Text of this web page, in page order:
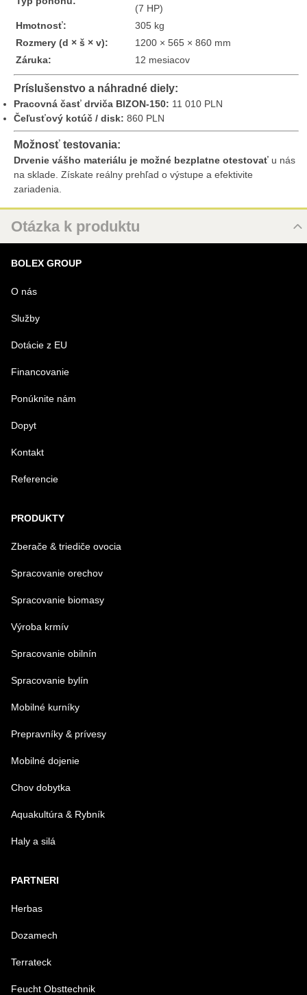
(7 HP)
Hmotnosť:
305 kg
Rozmery (d × š × v):
1200 × 565 × 860 mm
Záruka:
12 mesiacov
Príslušenstvo a náhradné diely:
Pracovná časť drviča BIZON-150: 11 010 PLN
Čeľusťový kotúč / disk: 860 PLN
Možnosť testovania:
Drvenie vášho materiálu je možné bezplatne otestovať u nás
na sklade. Získate reálny prehľad o výstupe a efektivite
zariadenia.
Otázka k produktu
MENO
VÁŠ E-MAIL
VAŠA OTÁZKA K PRODUKTU
Odoslať
BOLEX GROUP
O nás
Služby
Dotácie z EU
Financovanie
Ponúknite nám
Dopyt
Kontakt
Referencie
PRODUKTY
Zberače & triediče ovocia
Spracovanie orechov
Spracovanie biomasy
Výroba krmív
Spracovanie obilnín
Spracovanie bylín
Mobilné kurníky
Prepravníky & prívesy
Mobilné dojenie
Chov dobytka
Aquakultúra & Rybník
Haly a silá
PARTNERI
Herbas
Dozamech
Terrateck
Feucht Obsttechnik